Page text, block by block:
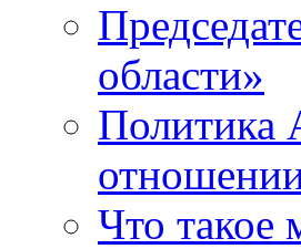
области»
Политика
Что такое